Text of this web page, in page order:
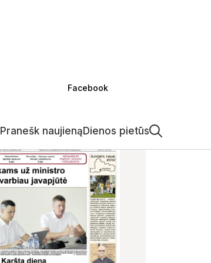
Facebook
Pranešk naujienąDienos pietūs